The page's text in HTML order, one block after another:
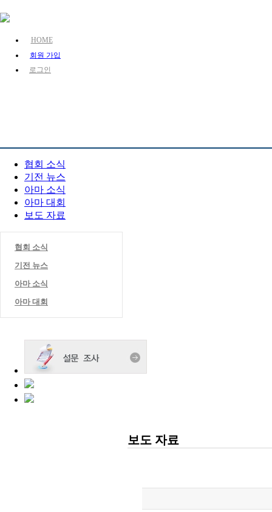
HOME
회원 가입
로그인
협회 소식
기전 뉴스
아마 소식
아마 대회
보도 자료
협회 소식
기전 뉴스
아마 소식
아마 대회
보도 자료